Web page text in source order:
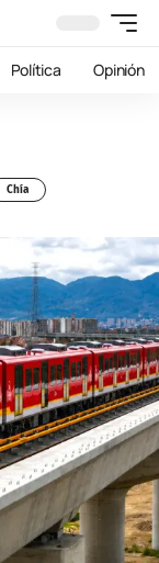
Política Opinión
Chía